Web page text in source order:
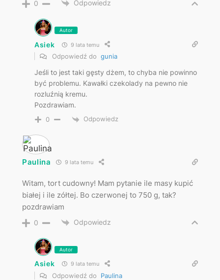
0 Odpowiedz
Autor
Asiek 9 lata temu
Odpowiedź do gunia
Jeśli to jest taki gęsty dżem, to chyba nie powinno
być problemu. Kawałki czekolady na pewno nie
rozluźnią kremu.
Pozdrawiam.
0 Odpowiedz
Paulina 9 lata temu
Witam, tort cudowny! Mam pytanie ile masy kupić
białej i ile zółtej. Bo czerwonej to 750 g, tak?
pozdrawiam
0 Odpowiedz
Autor
Asiek 9 lata temu
Odpowiedź do Paulina